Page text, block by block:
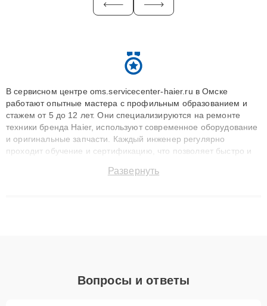
В сервисном центре oms.servicecenter-haier.ru в Омске
работают опытные мастера с профильным образованием и
стажем от 5 до 12 лет. Они специализируются на ремонте
техники бренда Haier, используют современное оборудование
и оригинальные запчасти. Каждый инженер регулярно
проходит обучение и сертификацию, что позволяет быстро и
сохранением гарантии до 3 лет. Наши мастера решают
Развернуть
Вопросы и ответы